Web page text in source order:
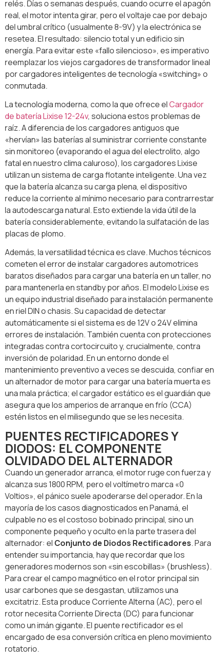
relés. Días o semanas después, cuando ocurre el apagón
real, el motor intenta girar, pero el voltaje cae por debajo
del umbral crítico (usualmente 8-9V) y la electrónica se
resetea. El resultado: silencio total y un edificio sin
energía. Para evitar este «fallo silencioso», es imperativo
reemplazar los viejos cargadores de transformador lineal
por cargadores inteligentes de tecnología «switching» o
conmutada.
La tecnología moderna, como la que ofrece elCargador
de batería Lixise 12-24v, soluciona estos problemas de
raíz. A diferencia de los cargadores antiguos que
«hervían» las baterías al suministrar corriente constante
sin monitoreo (evaporando el agua del electrolito, algo
fatal en nuestro clima caluroso), los cargadores Lixise
utilizan un sistema de carga flotante inteligente. Una vez
que la batería alcanza su carga plena, el dispositivo
reduce la corriente al mínimo necesario para contrarrestar
la autodescarga natural. Esto extiende la vida útil de la
batería considerablemente, evitando la sulfatación de las
placas de plomo.
Además, la versatilidad técnica es clave. Muchos técnicos
cometen el error de instalar cargadores automotrices
baratos diseñados para cargar una batería en un taller, no
para mantenerla en standby por años. El modelo Lixise es
un equipo industrial diseñado para instalación permanente
en riel DIN o chasis. Su capacidad de detectar
automáticamente si el sistema es de 12V o 24V elimina
errores de instalación. También cuenta con protecciones
integradas contra cortocircuito y, crucialmente, contra
inversión de polaridad. En un entorno donde el
mantenimiento preventivo a veces se descuida, confiar en
un alternador de motor para cargar una batería muerta es
una mala práctica; el cargador estático es el guardián que
asegura que los amperios de arranque en frío (CCA)
estén listos en el milisegundo que se les necesita.
PUENTES RECTIFICADORES Y
DIODOS: EL COMPONENTE
OLVIDADO DEL ALTERNADOR
Cuando un generador arranca, el motor ruge con fuerza y
alcanza sus 1800 RPM, pero el voltímetro marca «0
Voltios», el pánico suele apoderarse del operador. En la
mayoría de los casos diagnosticados en Panamá, el
culpable no es el costoso bobinado principal, sino un
componente pequeño y oculto en la parte trasera del
alternador: el Conjunto de Diodos Rectificadores. Para
entender su importancia, hay que recordar que los
generadores modernos son «sin escobillas» (brushless).
Para crear el campo magnético en el rotor principal sin
usar carbones que se desgastan, utilizamos una
excitatriz. Esta produce Corriente Alterna (AC), pero el
rotor necesita Corriente Directa (DC) para funcionar
como un imán gigante. El puente rectificador es el
encargado de esa conversión crítica en pleno movimiento
rotatorio.